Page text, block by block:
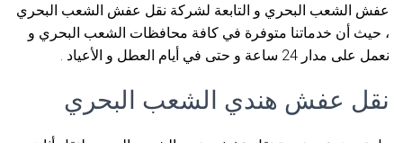
عفش الشعب البحري و التابعة لشركة نقل عفش الشعب البحري
، حيث أن خدماتنا متوفرة في كافة محافظات الشعب البحري و
نعمل على مدار 24 ساعة و حتى في أيام العطل و الأعياد .
نقل عفش هندي الشعب البحري